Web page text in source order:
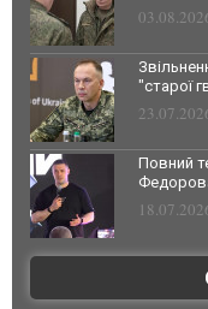
"старої
Повний